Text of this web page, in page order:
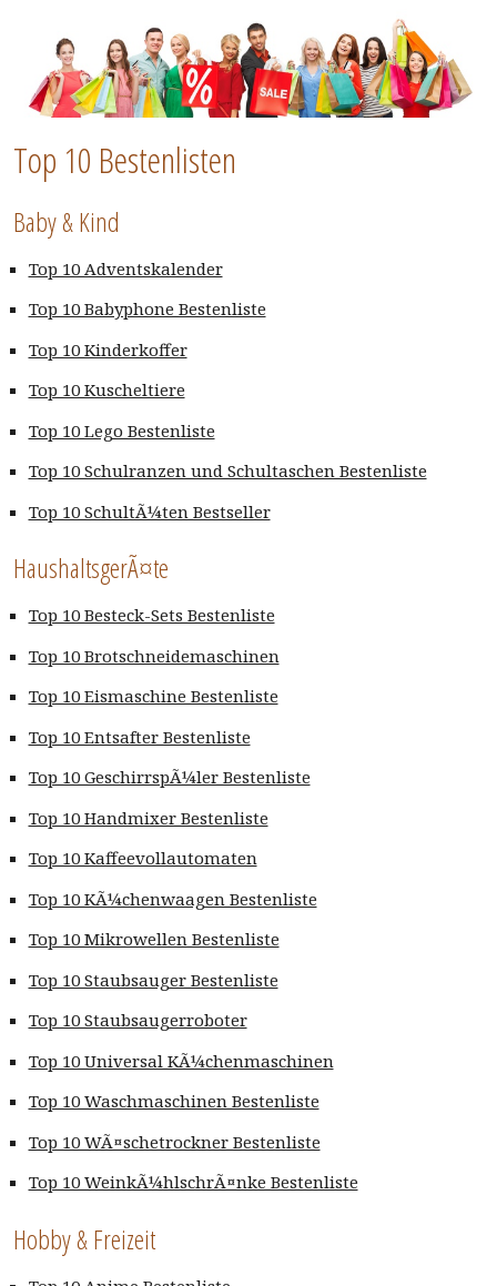
Top 10 Bestenlisten
Baby & Kind
Top 10 Adventskalender
Top 10 Babyphone Bestenliste
Top 10 Kinderkoffer
Top 10 Kuscheltiere
Top 10 Lego Bestenliste
Top 10 Schulranzen und Schultaschen Bestenliste
Top 10 SchultÃ¼ten Bestseller
HaushaltsgerÃ¤te
Top 10 Besteck-Sets Bestenliste
Top 10 Brotschneidemaschinen
Top 10 Eismaschine Bestenliste
Top 10 Entsafter Bestenliste
Top 10 GeschirrspÃ¼ler Bestenliste
Top 10 Handmixer Bestenliste
Top 10 Kaffeevollautomaten
Top 10 KÃ¼chenwaagen Bestenliste
Top 10 Mikrowellen Bestenliste
Top 10 Staubsauger Bestenliste
Top 10 Staubsaugerroboter
Top 10 Universal KÃ¼chenmaschinen
Top 10 Waschmaschinen Bestenliste
Top 10 WÃ¤schetrockner Bestenliste
Top 10 WeinkÃ¼hlschrÃ¤nke Bestenliste
Hobby & Freizeit